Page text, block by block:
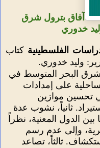
آفاق بترول شرق
خدوري
الفلسطينية كتاب
وليد خدوري.
البحر المتوسط في
على إمدادات
تحسين موازين
ثانياً، نشوب عدة
الدول المعنية، نظراً
وإلى عدم رسم
ثالثاً، تصاعد